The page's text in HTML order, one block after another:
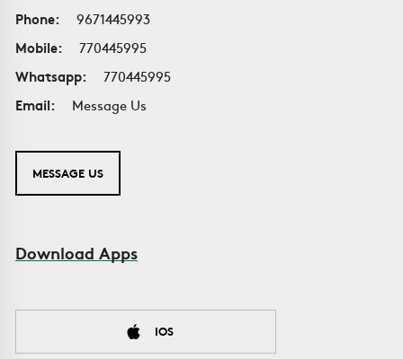
Phone:
9671445993
Mobile:
770445995
Whatsapp:
770445995
Email:
Message Us
MESSAGE US
Download Apps
IOS